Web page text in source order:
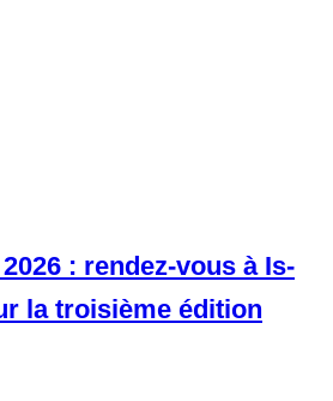
: rendez-vous à Is-
la troisième édition